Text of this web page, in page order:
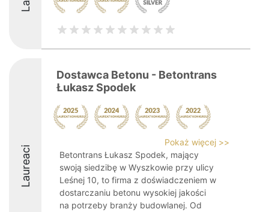
Laureaci
Dostawca Betonu - Betontrans
Łukasz Spodek
Pokaż więcej >>
Betontrans Łukasz Spodek, mający
swoją siedzibę w Wyszkowie przy ulicy
Leśnej 10, to firma z doświadczeniem w
dostarczaniu betonu wysokiej jakości
na potrzeby branży budowlanej. Od